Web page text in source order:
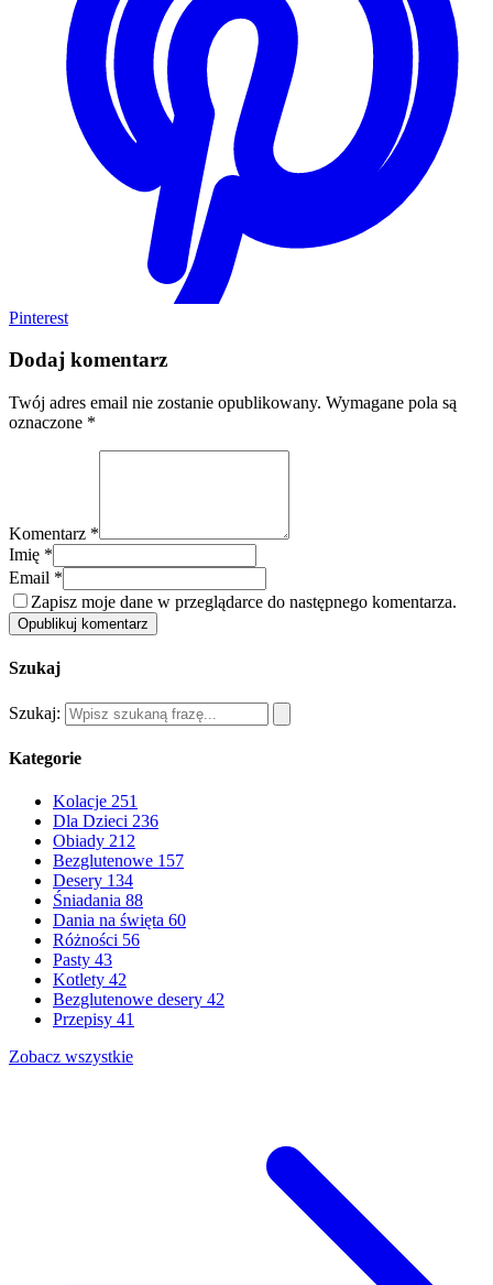
Pinterest
Dodaj komentarz
Twój adres email nie zostanie opublikowany. Wymagane pola są
oznaczone *
Komentarz *
Imię *
Email *
Zapisz moje dane w przeglądarce do następnego komentarza.
Opublikuj komentarz
Szukaj
Szukaj:
Kategorie
Kolacje 251
Dla Dzieci 236
Obiady 212
Bezglutenowe 157
Desery 134
Śniadania 88
Dania na święta 60
Różności 56
Pasty 43
Kotlety 42
Bezglutenowe desery 42
Przepisy 41
Zobacz wszystkie